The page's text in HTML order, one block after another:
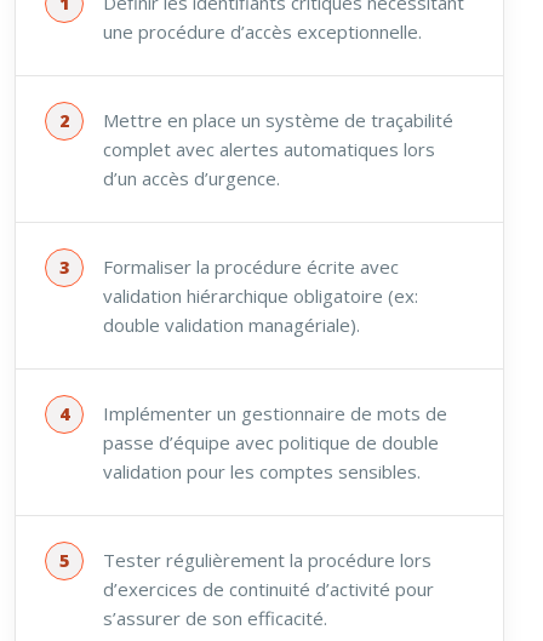
une procédure d’accès exceptionnelle.
Mettre en place un système de traçabilité
complet avec alertes automatiques lors
d’un accès d’urgence.
Formaliser la procédure écrite avec
validation hiérarchique obligatoire (ex:
double validation managériale).
Implémenter un gestionnaire de mots de
passe d’équipe avec politique de double
validation pour les comptes sensibles.
Tester régulièrement la procédure lors
d’exercices de continuité d’activité pour
s’assurer de son efficacité.